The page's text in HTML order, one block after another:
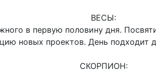
ВЕСЫ:
в первую половину дня.
новых проектов. День
СКОРПИОН: